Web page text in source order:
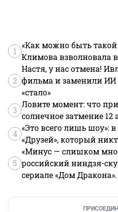
1
«Как можно быть такой
Климова взволновала
2
Настя, у нас отмена!
фильма и заменили ИИ
«стало»
3
Ловите момент: что
солнечное затмение 12
4
«Это всего лишь шоу»:
«Друзей», который
5
«Минус — слишком
российский ниндзя-
сериале «Дом